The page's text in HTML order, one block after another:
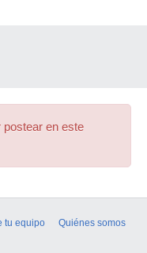
postear en este
tu equipo
Quiénes somos